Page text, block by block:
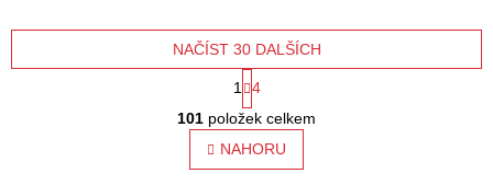
O
v
l
á
NAČÍST 30 DALŠÍCH
S
t
r
1
4
101 položek celkem
NAHORU